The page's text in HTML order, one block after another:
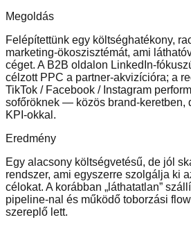
Megoldás
Felépítettünk egy költséghatékony,
marketing-ökoszisztémát, ami
céget. A B2B oldalon LinkedIn-
célzott PPC a partner-akvizícióra; a
TikTok / Facebook / Instagram
sofőröknek — közös brand-keretben,
KPI-okkal.
Eredmény
Egy alacsony költségvetésű, de jól
rendszer, ami egyszerre szolgálja ki
célokat. A korábban „láthatatlan”
pipeline-nal és működő toborzási
szereplő lett.